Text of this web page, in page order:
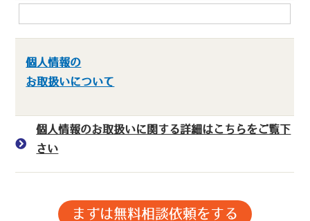
個人情報の
お取扱いについて
個人情報のお取扱いに関する詳細はこちらをご覧下
さい